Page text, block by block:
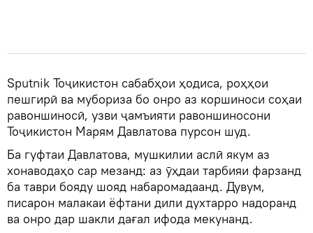
Sputnik Тоҷикистон сабабҳои ҳодиса, роҳҳои
пешгирӣ ва мубориза бо онро аз коршиноси соҳаи
равоншиносӣ, узви ҷамъияти равоншиносони
Тоҷикистон Марям Давлатова пурсон шуд.
Ба гуфтаи Давлатова, мушкилии аслӣ якум аз
хонаводаҳо сар мезанд: аз ӯҳдаи тарбияи фарзанд
ба таври бояду шояд набаромадаанд. Дувум,
писарон малакаи ёфтани дили духтарро надоранд
ва онро дар шакли дағал ифода мекунанд.